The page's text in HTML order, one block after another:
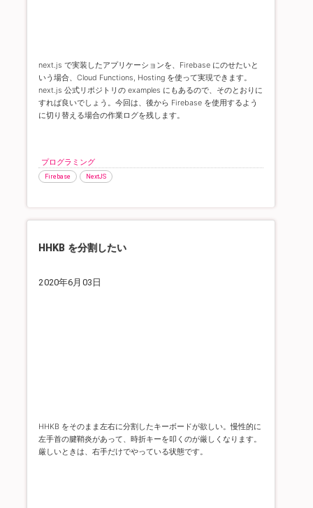
next.js で実装したアプリケーションを、Firebase にのせたいと
いう場合、Cloud Functions, Hosting を使って実現できます。
next.js 公式リポジトリの examples にもあるので、そのとおりに
すれば良いでしょう。今回は、後から Firebase を使用するよう
に切り替える場合の作業ログを残します。
プログラミング
Firebase NextJS
HHKB を分割したい
2020年6月03日
HHKB をそのまま左右に分割したキーボードが欲しい。慢性的に
左手首の腱鞘炎があって、時折キーを叩くのが厳しくなります。
厳しいときは、右手だけでやっている状態です。